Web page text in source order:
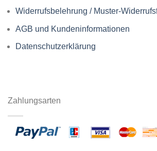
Widerrufsbelehrung / Muster-
AGB und Kundeninformationen
Datenschutzerklärung
Zahlungsarten